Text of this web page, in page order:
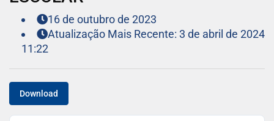
16 de outubro de 2023
Atualização Mais Recente: 3 de abril de 2024
11:22
Download